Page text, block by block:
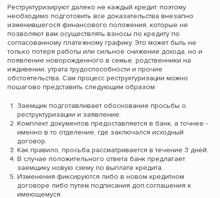
Реструктуризируют далеко не каждый кредит, поэтому
необходимо подготовить все доказательства внезапно
изменившегося финансового положения, которые не
позволяют вам осуществлять взносы по кредиту по
согласованному платежному графику. Это может быть не
только потеря работы или сильное снижение дохода, но и
появление новорожденного в семье, родственники на
иждивении, утрата трудоспособности и прочие
обстоятельства. Сам процесс реструктуризации можно
пошагово представить следующим образом:
Заемщик подготавливает обоснование просьбы о
реструктуризации и заявление.
Комплект документов предоставляется в банк, а точнее -
именно в то отделение, где заключался исходный
договор.
Как правило, просьба рассматривается в течение 3 дней.
В случае положительного ответа банк предлагает
заемщику новую схему по выплате кредита.
Изменения фиксируются либо в новом кредитном
договоре либо путем подписания доп.соглашения к
имеющемуся.